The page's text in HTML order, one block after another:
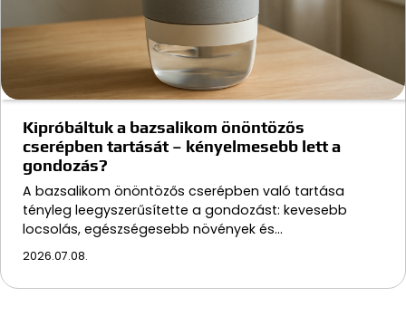
Kipróbáltuk a bazsalikom önöntözős
cserépben tartását – kényelmesebb lett a
gondozás?
A bazsalikom önöntözős cserépben való tartása
tényleg leegyszerűsítette a gondozást: kevesebb
locsolás, egészségesebb növények és…
2026.07.08.